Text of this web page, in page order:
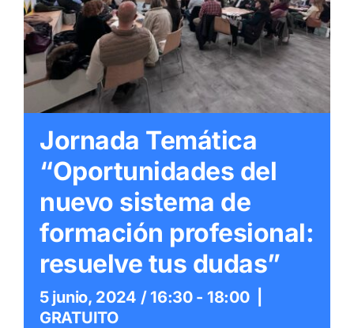
Mediateca
Contacto
Buscar:
Jornada Temática
“Oportunidades del
nuevo sistema de
formación profesional:
resuelve tus dudas”
5 junio, 2024 / 16:30- 18:00
GRATUITO